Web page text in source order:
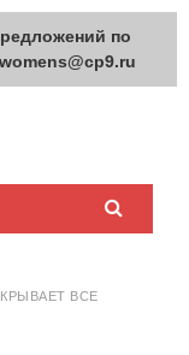
весь мир
ВСЕ
по